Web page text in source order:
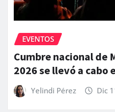
EVENTOS
Cumbre nacional de
2026 se llevó a cabo
Yelindi Pérez Dic